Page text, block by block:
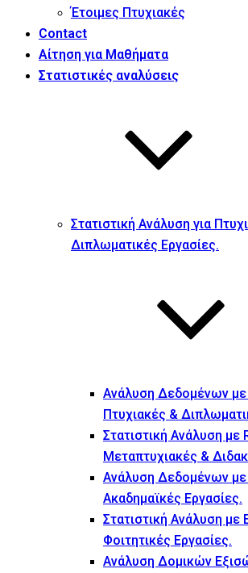
Έτοιμες Πτυχιακές
Contact
Αίτηση για Μαθήματα
Στατιστικές αναλύσεις
Στατιστική Ανάλυση για
Διπλωματικές Εργασίες.
Ανάλυση Δεδομένων με
Πτυχιακές &
Στατιστική Ανάλυση με
Μεταπτυχιακές &
Ανάλυση Δεδομένων με
Ακαδημαϊκές Εργασίες.
Στατιστική Ανάλυση με
Φοιτητικές Εργασίες.
Ανάλυση Δομικών